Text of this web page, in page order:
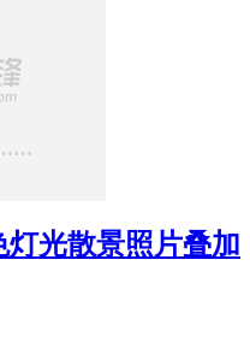
光散景照片叠加